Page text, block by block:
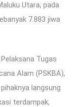
Utara, pada
7.883 jiwa
Tugas
Alam (PSKBA),
langsung
terdampak,